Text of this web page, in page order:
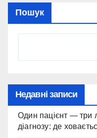
Пошук
Недавні записи
Один пацієнт — три
діагнозу: де